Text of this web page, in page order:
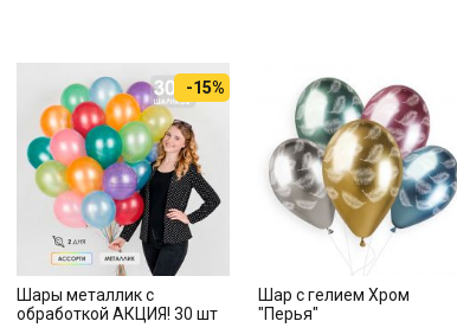
-15%
Шары металлик с
обработкой АКЦИЯ! 30 шт
Шар с гелием Хром
"Перья"